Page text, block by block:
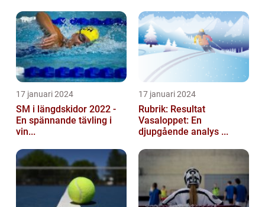
17 januari 2024
SM i längdskidor 2022 -
En spännande tävling i
vin...
17 januari 2024
Rubrik: Resultat
Vasaloppet: En
djupgående analys ...